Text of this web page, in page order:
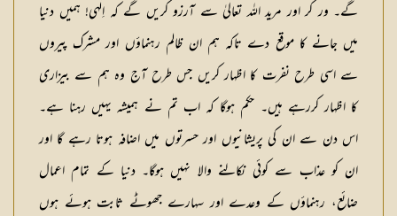
گے۔ ور کر اور مرید اللہ تعالیٰ سے آرزو کریں گے کہ اِلٰہی! ہمیں دنیا
میں جانے کا موقع دے تاکہ ہم ان ظالم رہنماؤں اور مشرک پیروں
سے اسی طرح نفرت کا اظہار کریں جس طرح آج وہ ہم سے بیزاری
کا اظہار کررہے ہیں۔ حکم ہوگا کہ اب تم نے ہمیشہ یہیں رہنا ہے۔
اس دن سے ان کی پریشانیوں اور حسرتوں میں اضافہ ہوتا رہے گا اور
ان کو عذاب سے کوئی نکالنے والا نہیں ہوگا۔ دنیا کے تمام اعمال
ضائع، رہنماؤں کے وعدے اور سہارے جھوٹے ثابت ہوئے ہوں